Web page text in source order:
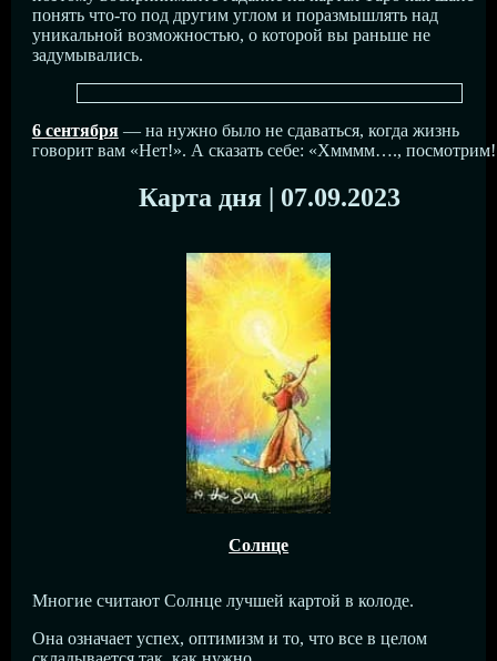
понять что-то под другим углом и поразмышлять над
уникальной возможностью, о которой вы раньше не
задумывались.
6 сентября— на нужно было не сдаваться, когда жизнь
говорит вам «Нет!». А сказать себе: «Хмммм…., посмотрим!
Карта дня | 07.09.2023
Солнце
Многие считают Солнце лучшей картой в колоде.
Она означает успех, оптимизм и то, что все в целом